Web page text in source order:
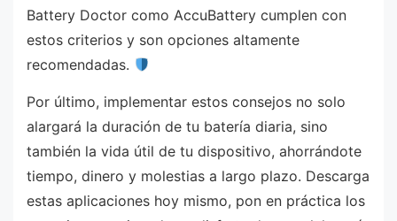
Battery Doctor como AccuBattery cumplen con
estos criterios y son opciones altamente
recomendadas.
Por último, implementar estos consejos no solo
alargará la duración de tu batería diaria, sino
también la vida útil de tu dispositivo, ahorrándote
tiempo, dinero y molestias a largo plazo. Descarga
estas aplicaciones hoy mismo, pon en práctica los